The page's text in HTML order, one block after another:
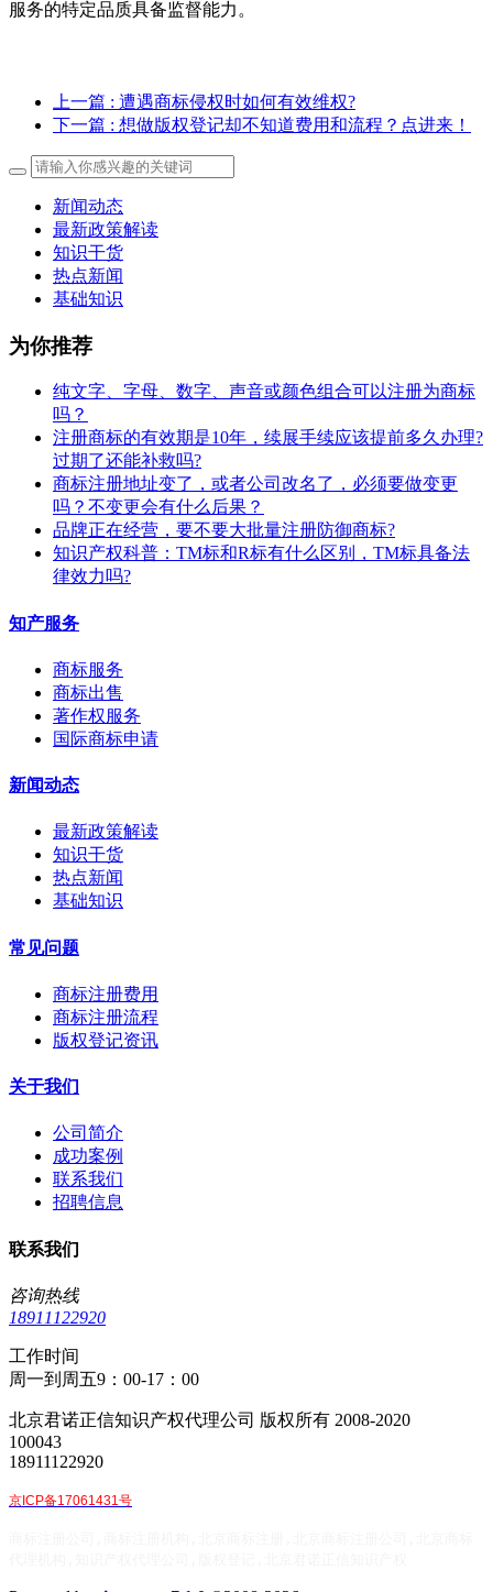
服务的特定品质具备监督能力。
上一篇 : 遭遇商标侵权时如何有效维权?
下一篇 : 想做版权登记却不知道费用和流程？点进来！
新闻动态
最新政策解读
知识干货
热点新闻
基础知识
为你推荐
纯文字、字母、数字、声音或颜色组合可以注册为商标
吗？
注册商标的有效期是10年，续展手续应该提前多久办理?
过期了还能补救吗?
商标注册地址变了，或者公司改名了，必须要做变更
吗？不变更会有什么后果？
​品牌正在经营，要不要大批量注册防御商标?
知识产权科普：TM标和R标有什么区别，TM标具备法
律效力吗?
知产服务
商标服务
商标出售
著作权服务
国际商标申请
新闻动态
最新政策解读
知识干货
热点新闻
基础知识
常见问题
商标注册费用
商标注册流程
版权登记资讯
关于我们
公司简介
成功案例
联系我们
招聘信息
联系我们
咨询热线
18911122920
工作时间
周一到周五9：00-17：00
北京君诺正信知识产权代理公司 版权所有 2008-2020
100043
18911122920
京ICP备17061431号